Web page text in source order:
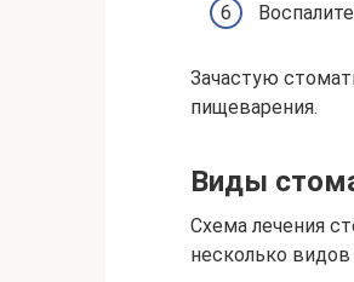
Зачастую
пищеварения.
Виды
Схема лечения
несколько